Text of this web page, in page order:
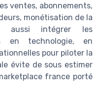
ventes, abonnements,
monétisation de la
aussi intégrer les
en technologie, en
pour piloter la
évite de sous estimer
france porté